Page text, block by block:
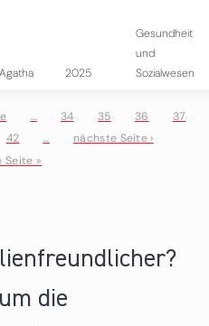
2025
Gesundheit
und
Sozialwesen
… 34 35 36
37
42 …
nächste Seite ›
Seite »
die